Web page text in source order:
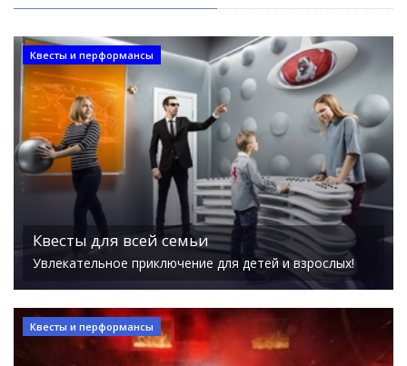
Квесты и перформансы
Квесты для всей семьи
Увлекательное приключение для детей и взрослых!
Квесты и перформансы